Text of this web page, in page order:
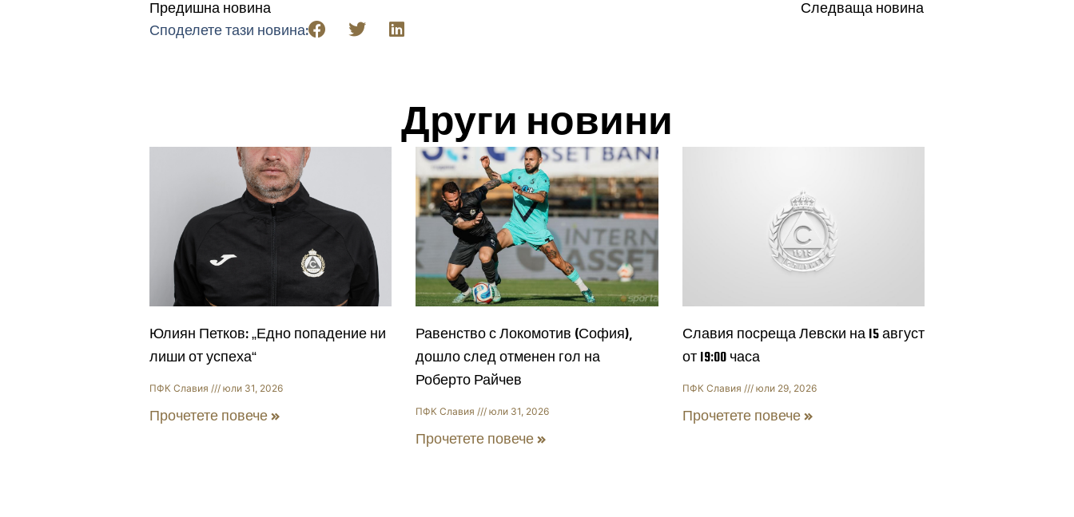
Предишна новина
Следваща новина
Споделете тази новина:
Други новини
Юлиян Петков: „Едно попадение ни
лиши от успеха“
ПФК Славия юли 31, 2026
Прочетете повече »
Равенство с Локомотив (София),
дошло след отменен гол на
Роберто Райчев
ПФК Славия юли 31, 2026
Прочетете повече »
Славия посреща Левски на 15 август
от 19:00 часа
ПФК Славия юли 29, 2026
Прочетете повече »